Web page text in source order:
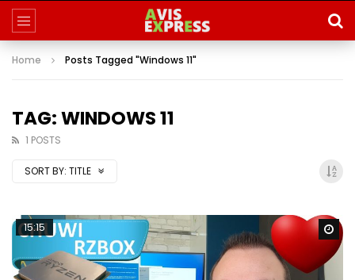
Home Posts Tagged "Windows 11"
TAG: WINDOWS 11
1 POSTS
SORT BY: TITLE
15:15